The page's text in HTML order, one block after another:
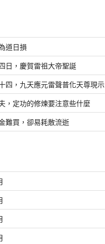
道日損
日，慶賀雷祖大帝聖誕
四，九天應元雷聲普化天尊現示
，定功的修煉要注意些什麼
難買，卻易耗散流逝